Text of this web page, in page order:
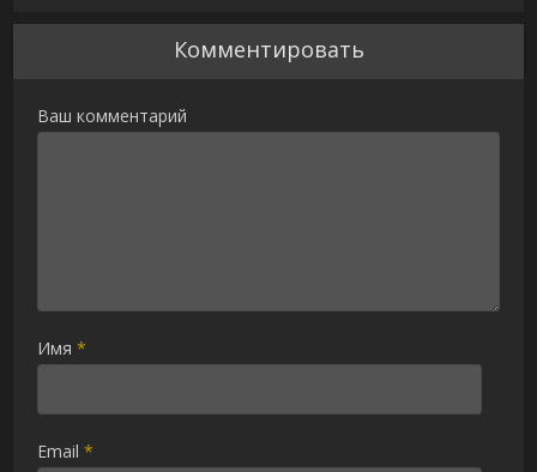
Комментировать
Ваш комментарий
Имя*
Email*